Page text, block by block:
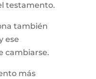
testamento.
también
ese
cambiarse.
más